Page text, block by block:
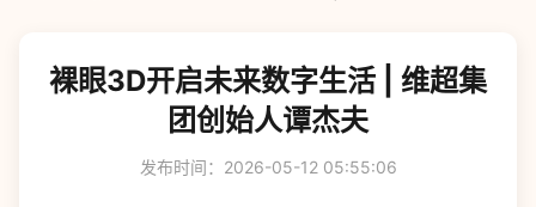
裸眼3D开启未来数字生活 | 维超集
团创始人谭杰夫
发布时间：2026-05-12 05:55:06